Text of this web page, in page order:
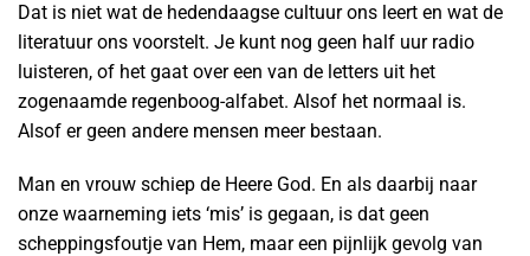
Dat is niet wat de hedendaagse cultuur ons leert en wat de
literatuur ons voorstelt. Je kunt nog geen half uur radio
luisteren, of het gaat over een van de letters uit het
zogenaamde regenboog-alfabet. Alsof het normaal is.
Alsof er geen andere mensen meer bestaan.
Man en vrouw schiep de Heere God. En als daarbij naar
onze waarneming iets ‘mis’ is gegaan, is dat geen
scheppingsfoutje van Hem, maar een pijnlijk gevolg van